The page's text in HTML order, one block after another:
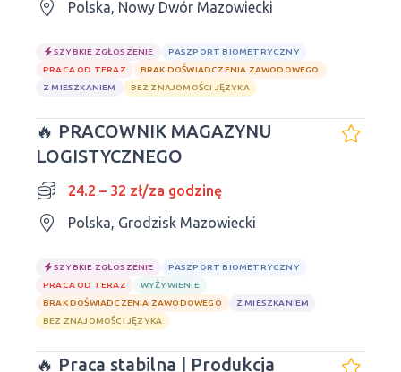
Polska, Nowy Dwór Mazowiecki
SZYBKIE ZGŁOSZENIE
PASZPORT BIOMETRYCZNY
PRACA OD TERAZ
BRAK DOŚWIADCZENIA ZAWODOWEGO
Z MIESZKANIEM
BEZ ZNAJOMOŚCI JĘZYKA
🔥 PRACOWNIK MAGAZYNU
LOGISTYCZNEGO
24.2 – 32 zł/za godzinę
Polska, Grodzisk Mazowiecki
SZYBKIE ZGŁOSZENIE
PASZPORT BIOMETRYCZNY
PRACA OD TERAZ
WYŻYWIENIE
BRAK DOŚWIADCZENIA ZAWODOWEGO
Z MIESZKANIEM
BEZ ZNAJOMOŚCI JĘZYKA
🔥 Praca stabilna | Produkcja